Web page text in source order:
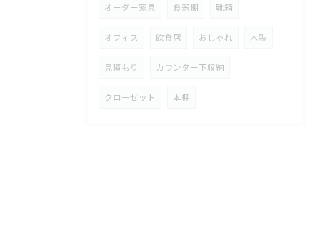
オーダー家具 食器棚 靴箱
オフィス 飲食店 おしゃれ 木製
見積もり カウンター下収納
クローゼット 本棚